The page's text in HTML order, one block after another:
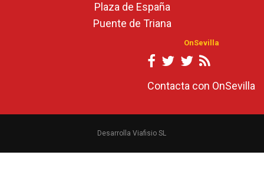
Plaza de España
Puente de Triana
OnSevilla
Contacta con OnSevilla
Desarrolla Viafisio SL